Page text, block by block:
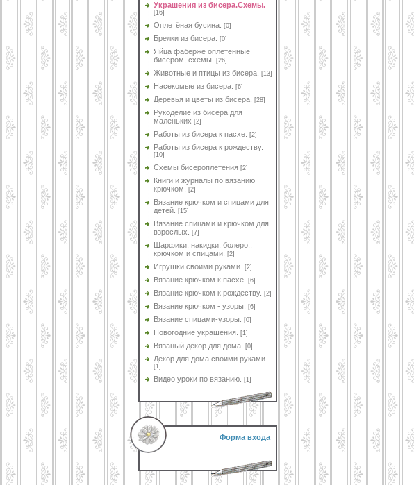
Украшения из бисера.Схемы.
[16]
Оплетёная бусина. [0]
Брелки из бисера. [0]
Яйца фаберже оплетенные
бисером, схемы.
[26]
Животные и птицы из бисера. [13]
Насекомые из бисера. [6]
Деревья и цветы из бисера. [28]
Рукоделие из бисера для
маленьких [2]
Работы из бисера к пасхе. [2]
Работы из бисера к рождеству.
[10]
Схемы бисероплетения [2]
Книги и журналы по вязанию
крючком.
[2]
Вязание крючком и спицами для
детей.
[15]
Вязание спицами и крючком для
взрослых.
[7]
Шарфики, накидки, болеро..
крючком и спицами.
[2]
Игрушки своими руками. [2]
Вязание крючком к пасхе. [6]
Вязание крючком к рождеству. [2]
Вязание крючком - узоры. [6]
Вязание спицами-узоры. [0]
Новогодние украшения. [1]
Вязаный декор для дома. [0]
Декор для дома своими руками.
[1]
Видео уроки по вязанию. [1]
Форма входа